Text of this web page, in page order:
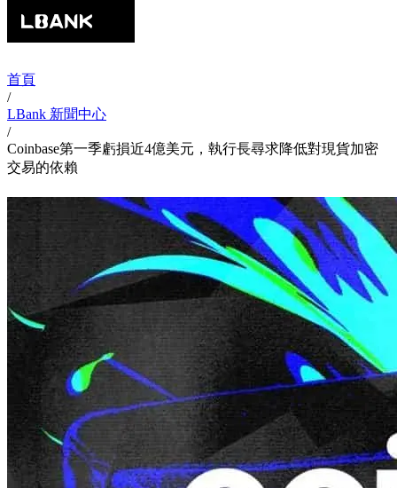
首頁
/
LBank 新聞中心
/
Coinbase第一季虧損近4億美元，執行長尋求降低對現貨加密
交易的依賴